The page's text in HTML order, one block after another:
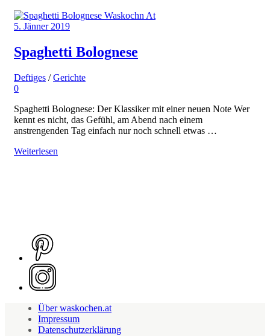
5. Jänner 2019
Spaghetti Bolognese
Deftiges /Gerichte
0
Spaghetti Bolognese: Der Klassiker mit einer neuen Note Wer
kennt es nicht, das Gefühl, am Abend nach einem
anstrengenden Tag einfach nur noch schnell etwas …
Weiterlesen
Über waskochen.at
Impressum
Datenschutzerklärung